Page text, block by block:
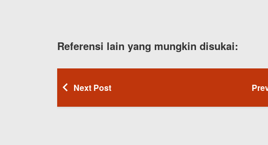
Referensi lain yang mungkin disukai:
Next Post